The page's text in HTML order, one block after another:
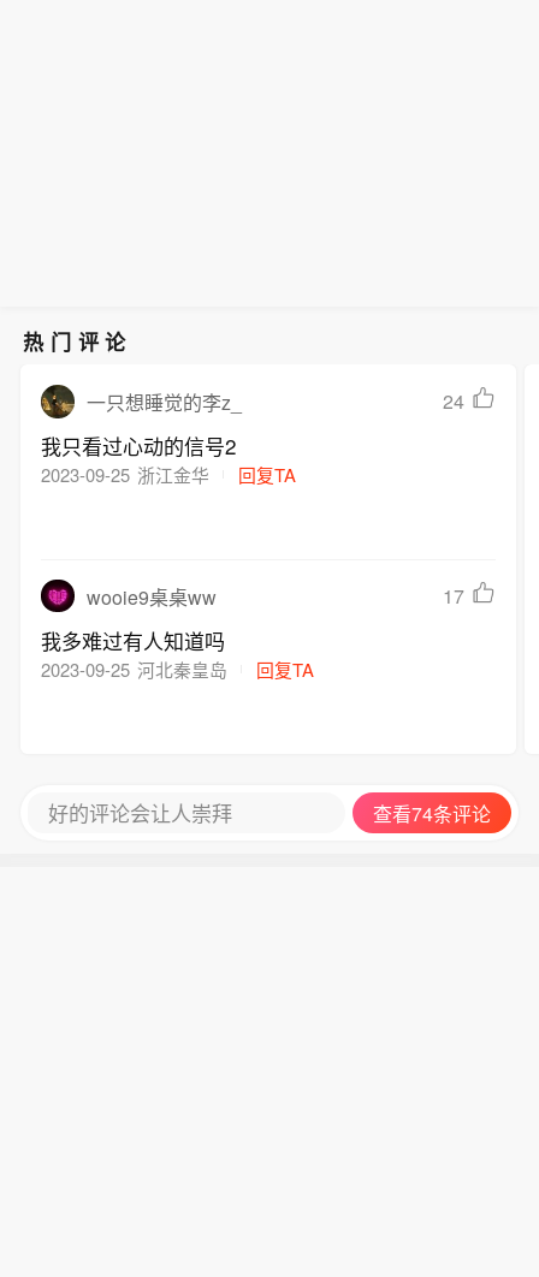
热门评论
一只想睡觉的李z_ 24
我只看过心动的信号2
2023-09-25 浙江金华 回复TA
wooie9桌桌ww 17
我多难过有人知道吗
2023-09-25 河北秦皇岛 回复TA
好的评论会让人崇拜 查看74条评论